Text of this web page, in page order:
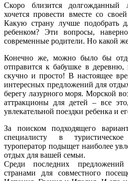
Скоро близится долгожданный
хочется провести вместе со
Какую страну лучше подобрать
ребенком? Эти вопросы,
современные родители. Но какой
Конечно же, можно было бы
отправится к бабушке в
скучно и просто! В настоящее
интересных предложений для
берегу лазурного моря. Морской
аттракционы для детей – все
увлекательной поездки ребенка и
За поиском подходящего
специалисту в
туроператор подыщет наиболее
отдых для вашей семьи.
Среди последних
странами для совместного